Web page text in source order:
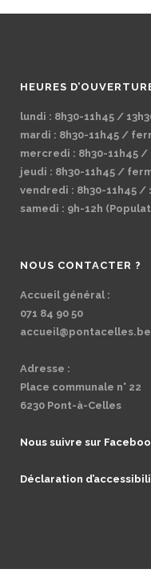
HEURES
lundi : 8h30-11h45 /
mardi : 8h30-11h45 /
mercredi : 8h30-11h45 /
jeudi : 8h30-11h45 /
vendredi : 8h30-11h45 /
samedi : 9h-12h
NOUS CONTACTER ?
Accueil général :
071 84 90 50
accueil@pontacelles.be
Adresse :
Place communale n° 22
6230 Pont-à-Celles
Nous suivre sur
Déclaration